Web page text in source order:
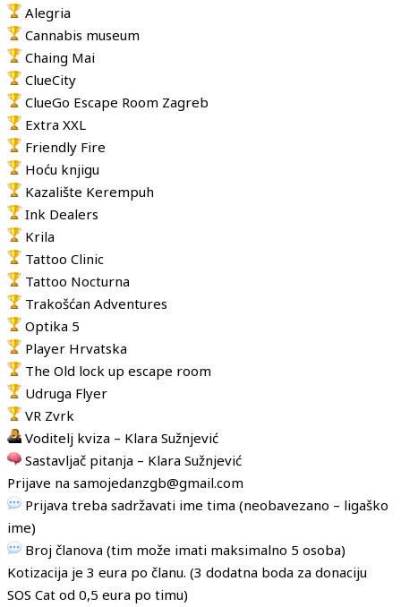
Alegria
Cannabis museum
Chaing Mai
ClueCity
ClueGo Escape Room Zagreb
Extra XXL
Friendly Fire
Hoću knjigu
Kazalište Kerempuh
Ink Dealers
Krila
Tattoo Clinic
Tattoo Nocturna
Trakošćan Adventures
Optika 5
Player Hrvatska
The Old lock up escape room
Udruga Flyer
VR Zvrk
Voditelj kviza – Klara Sužnjević
Sastavljač pitanja – Klara Sužnjević
Prijave na samojedanzgb@gmail.com
Prijava treba sadržavati ime tima (neobavezano – ligaško
ime)
Broj članova (tim može imati maksimalno 5 osoba)
Kotizacija je 3 eura po članu. (3 dodatna boda za donaciju
SOS Cat od 0,5 eura po timu)